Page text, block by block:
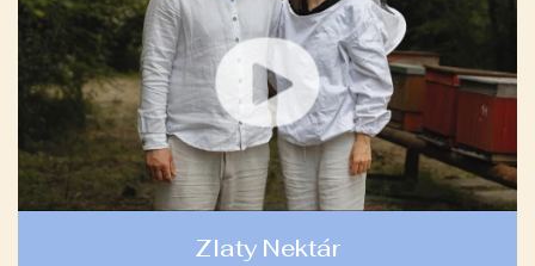
Zlaty Nektár